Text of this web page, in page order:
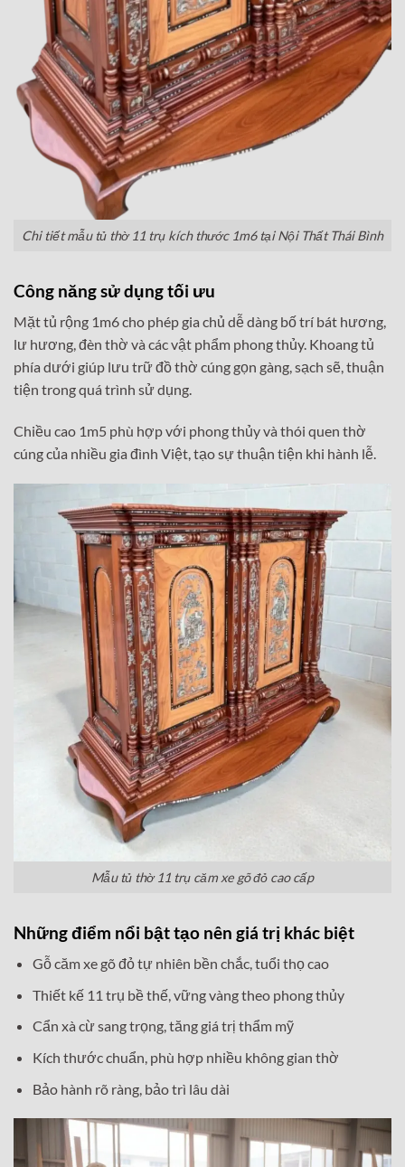
Chi tiết mẫu tủ thờ 11 trụ kích thước 1m6 tại Nội Thất Thái Bình
Công năng sử dụng tối ưu
Mặt tủ rộng 1m6 cho phép gia chủ dễ dàng bố trí bát hương,
lư hương, đèn thờ và các vật phẩm phong thủy. Khoang tủ
phía dưới giúp lưu trữ đồ thờ cúng gọn gàng, sạch sẽ, thuận
tiện trong quá trình sử dụng.
Chiều cao 1m5 phù hợp với phong thủy và thói quen thờ
cúng của nhiều gia đình Việt, tạo sự thuận tiện khi hành lễ.
Mẫu tủ thờ 11 trụ căm xe gõ đỏ cao cấp
Những điểm nổi bật tạo nên giá trị khác biệt
Gỗ căm xe gõ đỏ tự nhiên bền chắc, tuổi thọ cao
Thiết kế 11 trụ bề thế, vững vàng theo phong thủy
Cẩn xà cừ sang trọng, tăng giá trị thẩm mỹ
Kích thước chuẩn, phù hợp nhiều không gian thờ
Bảo hành rõ ràng, bảo trì lâu dài